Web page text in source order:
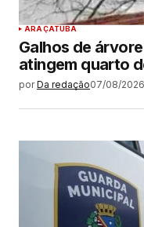
ARAÇATUBA
Galhos de
atingem quarto
por Da redação07/08/2026